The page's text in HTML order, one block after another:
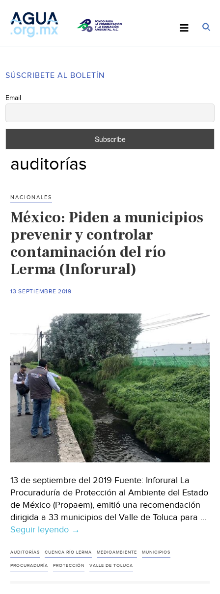
SÚSCRIBETE AL BOLETÍN
Email
auditorías
NACIONALES
México: Piden a municipios
prevenir y controlar
contaminación del río
Lerma (Inforural)
13 SEPTIEMBRE 2019
13 de septiembre del 2019 Fuente: Inforural La
Procuraduría de Protección al Ambiente del Estado
de México (Propaem), emitió una recomendación
dirigida a 33 municipios del Valle de Toluca para …
Seguir leyendo México:
a
municipios
→
AUDITORÍAS CUENCA RÍO LERMA MEDIOAMBIENTE MUNICIPIOS
PROCURADURÍA PROTECCIÓN VALLE DE TOLUCA